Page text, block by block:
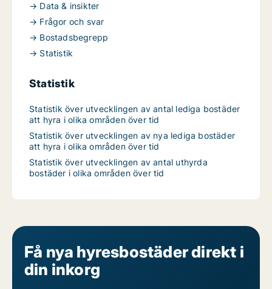
→ Data & insikter
→ Frågor och svar
→ Bostadsbegrepp
→ Statistik
Statistik
Statistik över utvecklingen av antal lediga bostäder
att hyra i olika områden över tid
Statistik över utvecklingen av nya lediga bostäder
att hyra i olika områden över tid
Statistik över utvecklingen av antal uthyrda
bostäder i olika områden över tid
Få nya hyresbostäder direkt i
din inkorg